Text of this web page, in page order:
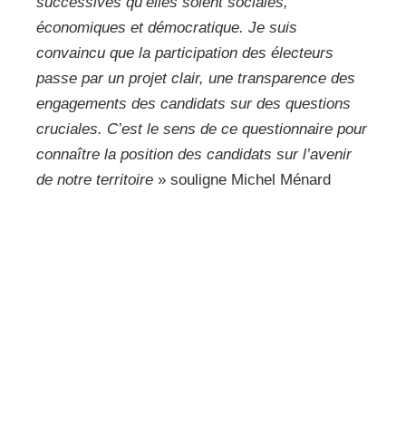
économiques et démocratique. Je suis
convaincu que la participation des électeurs
passe par un projet clair, une transparence des
engagements des candidats sur des questions
cruciales. C’est le sens de ce questionnaire pour
connaître la position des candidats sur l’avenir
de notre territoire » souligne Michel Ménard